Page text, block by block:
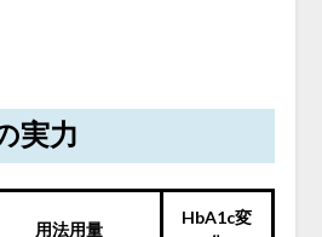
実力
用法用量
HbA1c変